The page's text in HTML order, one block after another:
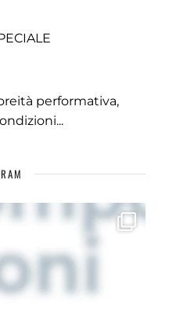
performativa,